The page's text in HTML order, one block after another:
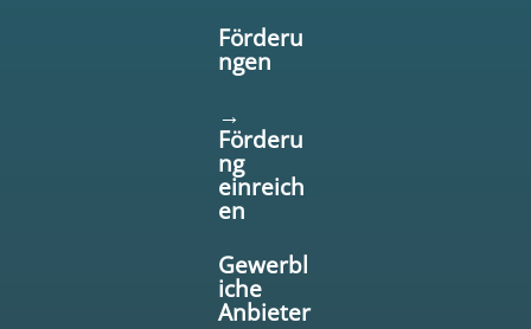
Förderu
ngen
→
Förderu
ng
einreich
en
Gewerbl
iche
Anbieter